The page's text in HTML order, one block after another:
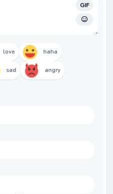
GIF
love haha
sad angry